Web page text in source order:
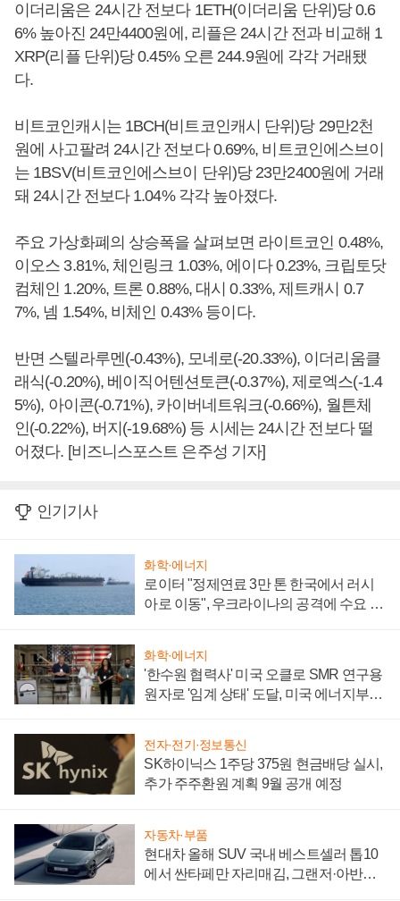
이더리움은 24시간 전보다 1ETH(이더리움 단위)당 0.6
6% 높아진 24만4400원에, 리플은 24시간 전과 비교해 1
XRP(리플 단위)당 0.45% 오른 244.9원에 각각 거래됐
다.
비트코인캐시는 1BCH(비트코인캐시 단위)당 29만2천
원에 사고팔려 24시간 전보다 0.69%, 비트코인에스브이
는 1BSV(비트코인에스브이 단위)당 23만2400원에 거래
돼 24시간 전보다 1.04% 각각 높아졌다.
주요 가상화폐의 상승폭을 살펴보면 라이트코인 0.48%,
이오스 3.81%, 체인링크 1.03%, 에이다 0.23%, 크립토닷
컴체인 1.20%, 트론 0.88%, 대시 0.33%, 제트캐시 0.7
7%, 넴 1.54%, 비체인 0.43% 등이다.
반면 스텔라루멘(-0.43%), 모네로(-20.33%), 이더리움클
래식(-0.20%), 베이직어텐션토큰(-0.37%), 제로엑스(-1.4
5%), 아이콘(-0.71%), 카이버네트워크(-0.66%), 월튼체
인(-0.22%), 버지(-19.68%) 등 시세는 24시간 전보다 떨
어졌다. [비즈니스포스트 은주성 기자]
인기기사
화학·에너지
로이터 "정제연료 3만 톤 한국에서 러시
아로 이동", 우크라이나의 공격에 수요 늘
화학·에너지
'한수원 협력사' 미국 오클로 SMR 연구용
원자로 '임계 상태' 도달, 미국 에너지부
전자·전기·정보통신
SK하이닉스 1주당 375원 현금배당 실시,
추가 주주환원 계획 9월 공개 예정
자동차·부품
현대차 올해 SUV 국내 베스트셀러 톱10
에서 싼타페만 자리매김, 그랜저·아반떼